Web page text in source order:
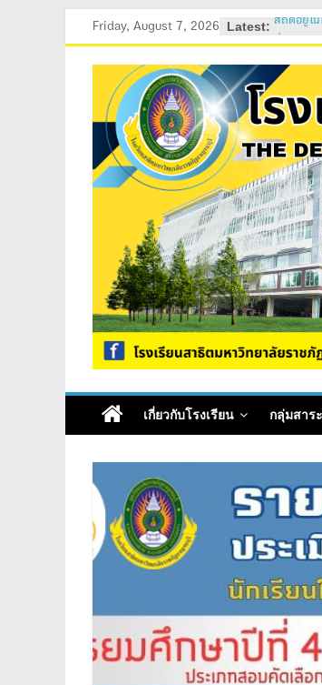
to
content
Friday, August 7, 2026 Latest: ค่ายอบรม
2569
วันสถาปน
ค่ายคุณธร
ค่ายปรับ
ม.4)
สถิตอยู่ใ
เกี่ยวกับโรงเรียน กลุ่มสาร